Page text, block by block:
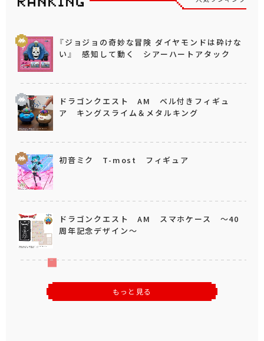
『ジョジョの奇妙な冒険 ダイヤモンドは砕けな
い』 感知して動く シアーハートアタック
ドラゴンクエスト AM ベル付きフィギュ
ア キングスライム＆メタルキング
初音ミク T-most フィギュア
ドラゴンクエスト AM スマホケース ～40
周年記念デザイン～
もっと見る